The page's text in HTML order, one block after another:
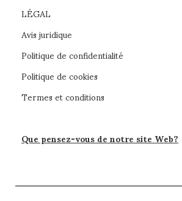
LÉGAL
Avis juridique
Politique de confidentialité
Politique de cookies
Termes et conditions
Que pensez-vous de notre site Web?